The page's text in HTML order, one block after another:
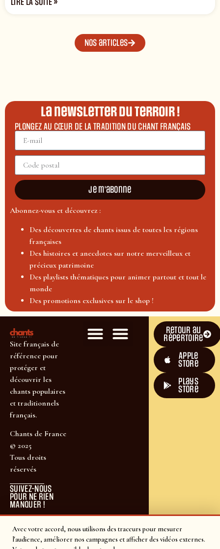
Avec votre accord, nous utilisons des traceurs pour mesurer
l'audience, améliorer nos campagnes et afficher des vidéos externes.
Nos articles
La newsletter du terroir !
PLONGEZ AU CŒUR DE LA TRADITION DU CHANT FRANÇAIS
Je m'abonne
Abonnez-vous et découvrez :
Des découvertes de chants issus de toutes les régions
françaises
Des histoires et anecdotes sur notre merveilleux et
précieux patrimoine
Des playlists thématiques pour animer partout et tout le
monde
Des promotions exclusives sur le shop !
Site français de
référence pour
protéger et
découvrir les
chants populaires
et traditionnels
français.
Chants de France
© 2025
Tous droits
réservés
SUIVEZ-NOUS
POUR NE RIEN
MANQUER !
Retour au
répertoire
Apple
Store
plays
store